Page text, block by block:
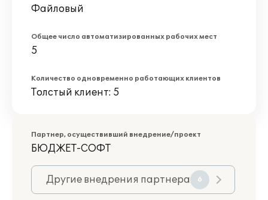
Файловый
Общее число автоматизированных рабочих мест
5
Количество одновременно работающих клиентов
Толстый клиент: 5
Партнер, осуществивший внедрение/проект
БЮДЖЕТ-СОФТ
Другие внедрения партнера 6